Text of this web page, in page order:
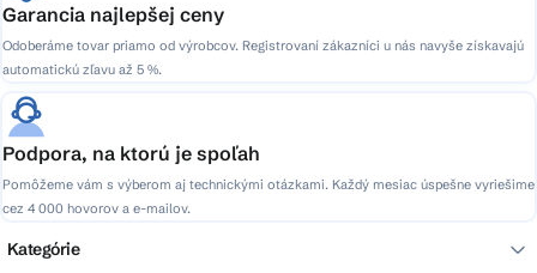
Garancia najlepšej ceny
Odoberáme tovar priamo od výrobcov. Registrovaní zákazníci u nás navyše získavajú
automatickú zľavu až 5 %.
Podpora, na ktorú je spoľah
Pomôžeme vám s výberom aj technickými otázkami. Každý mesiac úspešne vyriešime
cez 4 000 hovorov a e-mailov.
Kategórie